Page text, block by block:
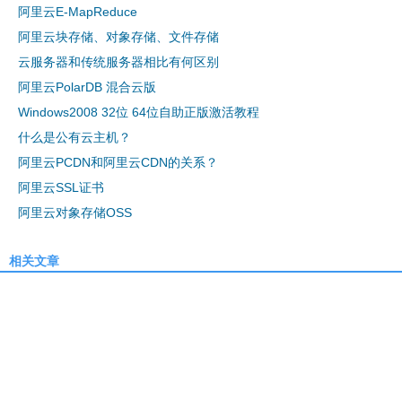
阿里云E-MapReduce
阿里云块存储、对象存储、文件存储
云服务器和传统服务器相比有何区别
阿里云PolarDB 混合云版
Windows2008 32位 64位自助正版激活教程
什么是公有云主机？
阿里云PCDN和阿里云CDN的关系？
阿里云SSL证书
阿里云对象存储OSS
相关文章